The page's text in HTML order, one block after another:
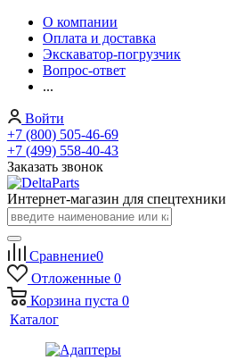
О компании
Оплата и доставка
Экскаватор-погрузчик
Вопрос-ответ
...
Войти
+7 (800) 505-46-69
+7 (499) 558-40-43
Заказать звонок
Интернет-магазин для спецтехники
Сравнение0
Отложенные 0
Корзина пуста 0
Каталог